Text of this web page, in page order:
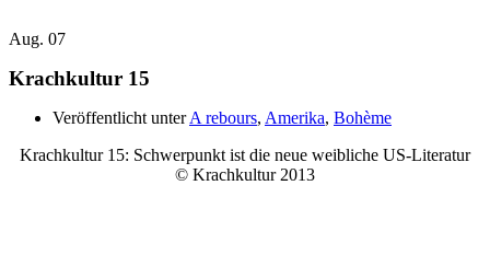
Aug. 07
Krachkultur 15
Veröffentlicht unterA rebours, Amerika, Bohème
Krachkultur 15: Schwerpunkt ist die neue weibliche US-Literatur
© Krachkultur 2013